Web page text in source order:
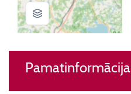
Pamatinformācija